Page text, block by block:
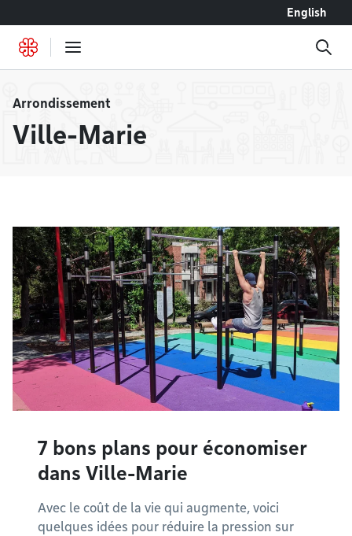
English
Arrondissement
Ville-Marie
À la une
7 bons plans pour économiser
dans Ville-Marie
Avec le coût de la vie qui augmente, voici
quelques idées pour réduire la pression sur